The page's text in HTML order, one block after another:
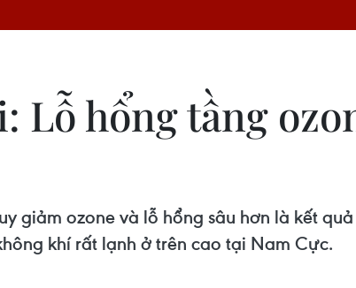
Lỗ hổng tầng
giảm ozone và lỗ hổng sâu hơn là kết
khí rất lạnh ở trên cao tại Nam Cực.